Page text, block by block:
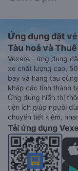
Ứng dụng đặt
Tàu hoả và
Vexere - ứng dụng
xe chất lượng cao,
bay và hãng tàu
khắp các tỉnh thành
Ứng dụng hiển thị
tiện ích giúp người
chuyển tiết kiệm,
Tải ứng dụng